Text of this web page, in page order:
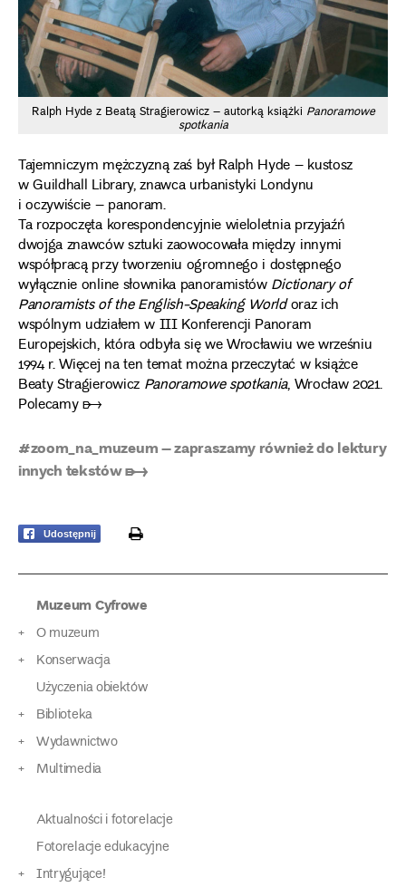
Ralph Hyde z Beatą Stragierowicz – autorką książki Panoramowe
spotkania
Tajemniczym mężczyzną zaś był Ralph Hyde – kustosz
w Guildhall Library, znawca urbanistyki Londynu
i oczywiście – panoram.
Ta rozpoczęta korespondencyjnie wieloletnia przyjaźń
dwojga znawców sztuki zaowocowała między innymi
współpracą przy tworzeniu ogromnego i dostępnego
wyłącznie online słownika panoramistówDictionary of
Panoramists of the English-Speaking Worldoraz ich
wspólnym udziałem w III Konferencji Panoram
Europejskich, która odbyła się we Wrocławiu we wrześniu
1994 r.Więcej na ten temat można przeczytać w książce
Beaty Stragierowicz Panoramowe spotkania, Wrocław 2021.
Polecamy ➸
#zoom_na_muzeum – zapraszamy również do lektury
innych tekstów ➸
Udostępnij print
Muzeum Cyfrowe
O muzeum
Konserwacja
Użyczenia obiektów
Biblioteka
Wydawnictwo
Multimedia
Aktualności i fotorelacje
Fotorelacje edukacyjne
Intrygujące!